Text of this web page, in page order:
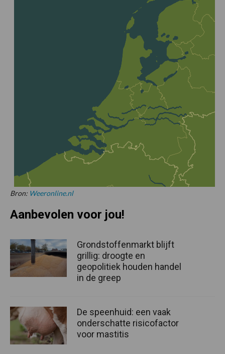
Bron: Weeronline.nl
Aanbevolen voor jou!
Grondstoffenmarkt blijft
grillig: droogte en
geopolitiek houden handel
in de greep
De speenhuid: een vaak
onderschatte risicofactor
voor mastitis